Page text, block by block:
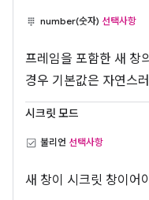
number(숫자) 선택사항
프레임을 포함한 새 창
경우 기본값은 자연스
시크릿 모드
불리언 선택사항
새 창이 시크릿 창이어